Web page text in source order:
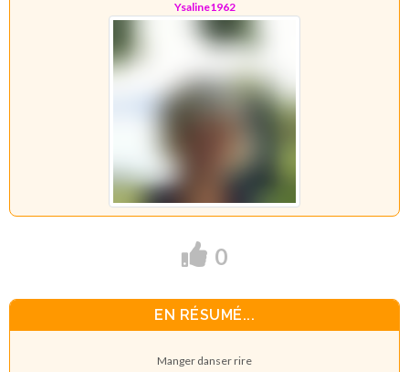
Ysaline1962
0
EN RÉSUMÉ...
Manger danser rire